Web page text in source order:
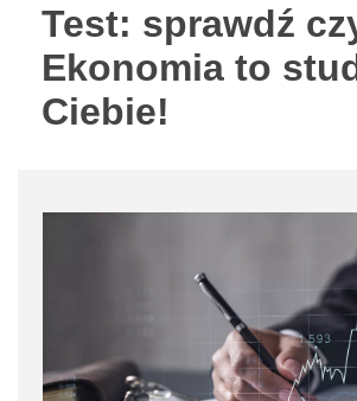
Test: sprawdź
Ekonomia to
Ciebie!